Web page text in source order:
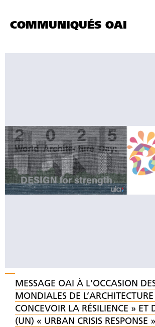
COMMUNIQUÉS OAI
MESSAGE OAI À L'OCCASION
MONDIALES DE
CONCEVOIR LA RÉSILIENCE » ET
(UN) « URBAN CRISIS RESPONSE »